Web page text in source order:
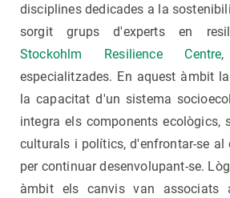
disciplines dedicades a la
sorgit grups d'experts en
Stockohlm Resilience Centre,
especialitzades. En aquest àmbit
la capacitat d'un sistema
integra els components ecològics,
culturals i polítics, d'enfrontar-se al
per continuar desenvolupant-se.
àmbit els canvis van associats